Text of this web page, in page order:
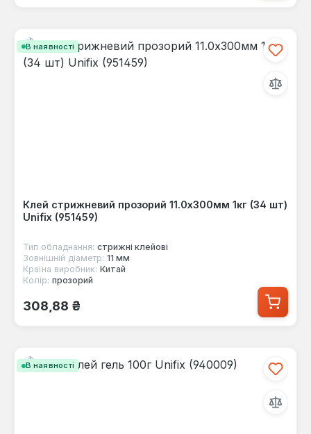
В наявності
Клей стрижневий прозорий 11.0х300мм 1кг (34 шт)
Unifix (951459)
Тип обладнання: стрижні клейові
Зовнішній діаметр: 11 мм
Країна виробник: Китай
Колір: прозорий
Звичайна ціна:
308,88 ₴
В наявності